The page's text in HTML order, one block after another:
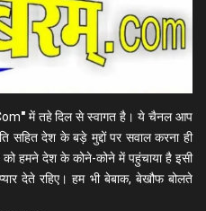
"में तहे दिल से स्वागत है। ये चैनल आप
सहित देश के बड़े मुद्दों पर सवाल करना ही
हमने देश के कोने-कोने में पहुंचाया है इसी
देते रहिए। हम भी बेबाक, बेखौफ बोलते